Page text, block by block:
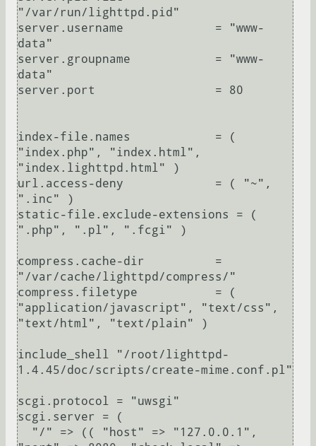
"/var/run/lighttpd.pid"
server.username             = "www-
data"
server.groupname            = "www-
data"
server.port                 = 80
index-file.names            = (
"index.php", "index.html",
"index.lighttpd.html" )
url.access-deny             = ( "~",
".inc" )
static-file.exclude-extensions = (
".php", ".pl", ".fcgi" )
compress.cache-dir          =
"/var/cache/lighttpd/compress/"
compress.filetype           = (
"application/javascript", "text/css",
"text/html", "text/plain" )
include_shell "/root/lighttpd-
1.4.45/doc/scripts/create-mime.conf.pl"
scgi.protocol = "uwsgi"
scgi.server = (